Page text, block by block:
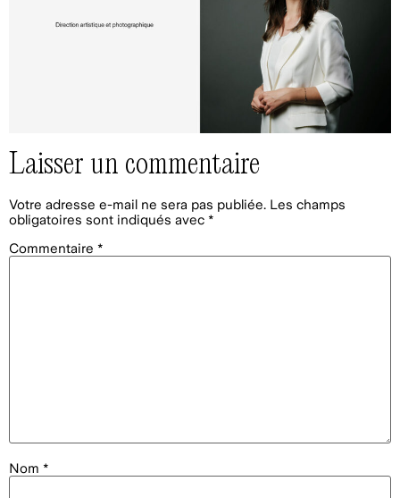
Laisser un commentaire
Votre adresse e-mail ne sera pas publiée. Les champs
obligatoires sont indiqués avec *
Commentaire *
Nom *